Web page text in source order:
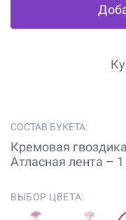
СОСТАВ БУКЕТА:
Кремовая
Атласная лента –
ВЫБОР ЦВЕТА: